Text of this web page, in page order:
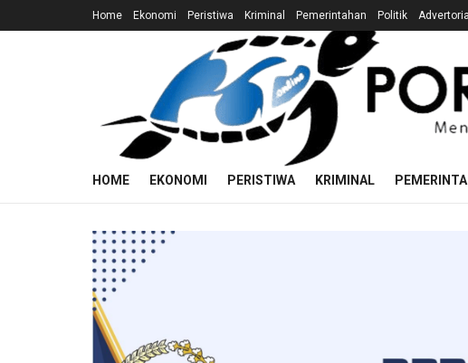
Home Ekonomi Peristiwa Kriminal Pemerintahan Politik Advertorial
HOME EKONOMI PERISTIWA KRIMINAL